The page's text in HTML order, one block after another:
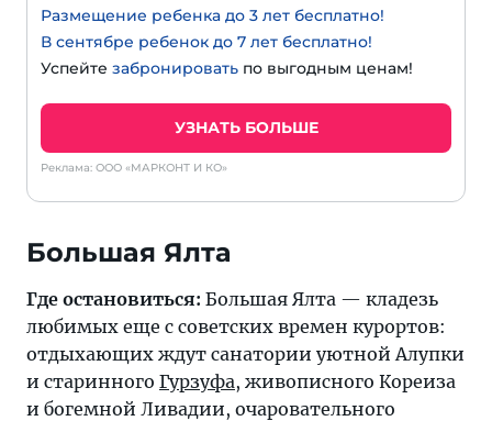
Размещение ребенка до 3 лет бесплатно!
В сентябре ребенок до 7 лет бесплатно!
Успейте забронировать по выгодным ценам!
УЗНАТЬ БОЛЬШЕ
Реклама: ООО «МАРКОНТ И КО»
Большая Ялта
Где остановиться: Большая Ялта — кладезь
любимых еще с советских времен курортов:
отдыхающих ждут санатории уютной Алупки
и старинного Гурзуфа, живописного Кореиза
и богемной Ливадии, очаровательного